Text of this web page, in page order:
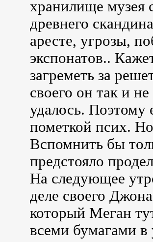
хранилище музея
древнего
аресте, угрозы,
экспонатов..
загреметь за
своего он так и
удалось.
пометкой псих.
Вспомнить бы
предстояло
На следующее
деле своего
который Меган
всеми бумагами в